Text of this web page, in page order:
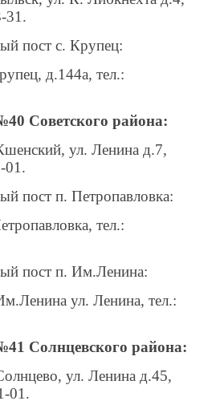
31.
пост с. Крупец:
д.144а, тел.:
Советского района:
ул. Ленина д.7,
01.
пост п. Петропавловка:
тел.:
пост п. Им.Ленина:
ул. Ленина, тел.:
Солнцевского района:
ул. Ленина д.45,
01.